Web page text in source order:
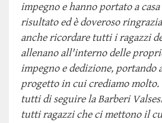
impegno e hanno portato a
risultato ed è doveroso
anche ricordare tutti i ragazzi
allenano all'interno delle
impegno e dedizione, portando
progetto in cui crediamo
tutti di seguire la Barberi
tutti ragazzi che ci mettono il